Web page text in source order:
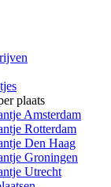
plaats
Amsterdam
Rotterdam
Den Haag
Groningen
Utrecht